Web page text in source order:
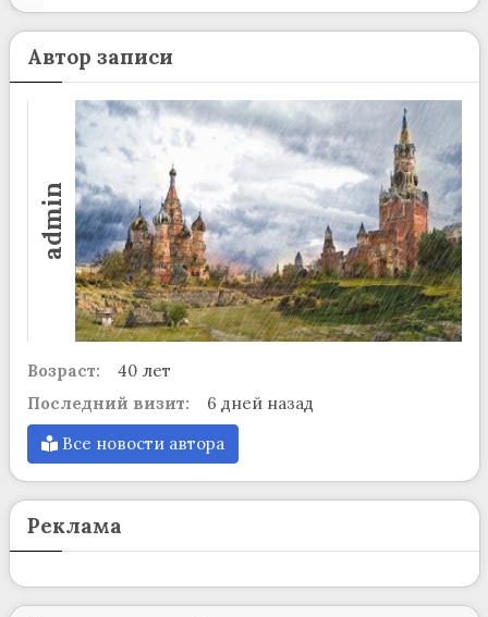
Автор записи
admin
Возраст:
40 лет
Последний визит:
6 дней назад
Все новости автора
Реклама